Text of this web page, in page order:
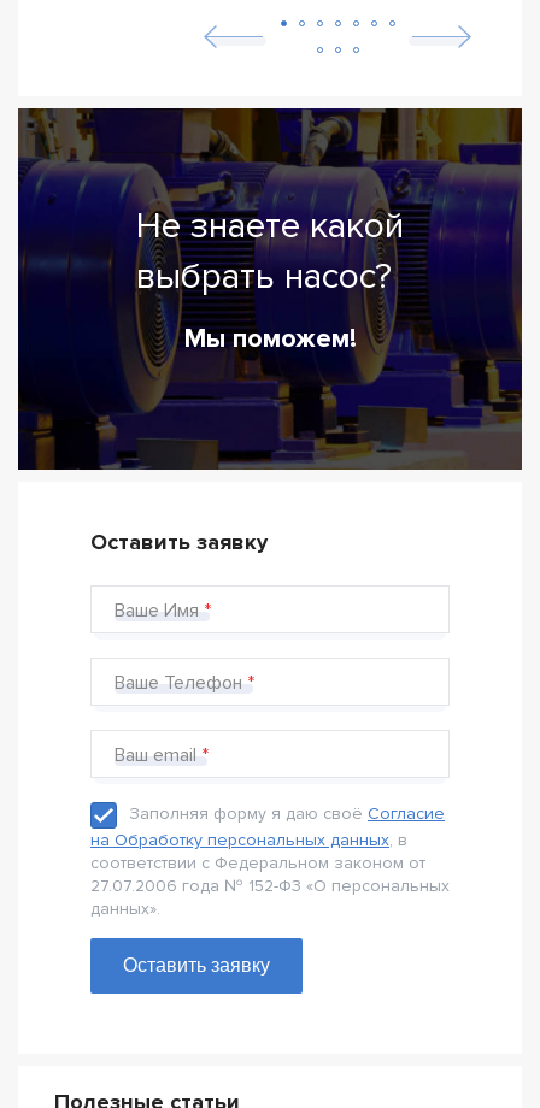
Не знаете какой
выбрать насос?
Мы поможем!
Оставить заявку
Ваше Имя
Ваше Телефон
Ваш email
Заполняя форму я даю своё Согласие
на Обработку персональных данных, в
соответствии с Федеральном законом от
27.07.2006 года № 152-Ф3 «О персональных
данных».
Оставить заявку
Полезные статьи